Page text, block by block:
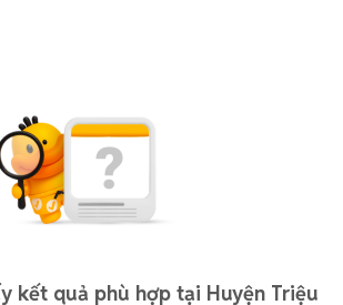
kết quả phù hợp tại Huyện Triệu